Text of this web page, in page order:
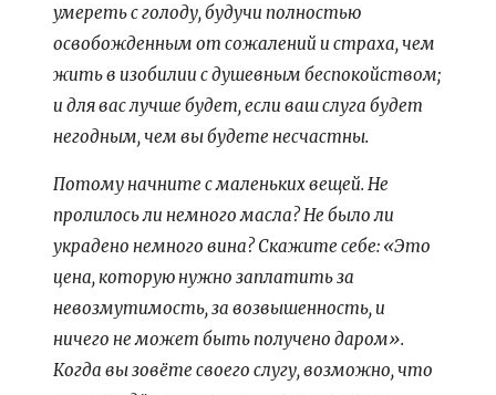
умереть с голоду, будучи полностью
освобожденным от сожалений и страха, чем
жить в изобилии с душевным беспокойством;
и для вас лучше будет, если ваш слуга будет
негодным, чем вы будете несчастны.
Потому начните с маленьких вещей. Не
пролилось ли немного масла? Не было ли
украдено немного вина? Скажите себе: «Это
цена, которую нужно заплатить за
невозмутимость, за возвышенность, и
ничего не может быть получено даром».
Когда вы зовёте своего слугу, возможно, что